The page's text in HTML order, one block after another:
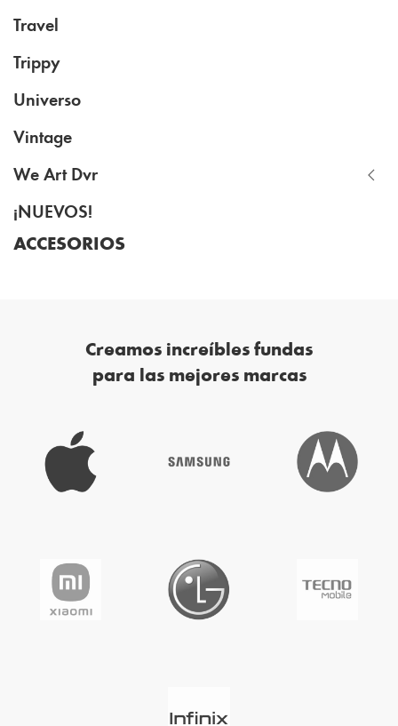
Travel
Trippy
Universo
Vintage
We Art Dvr
¡NUEVOS!
ACCESORIOS
Creamos increíbles fundas
para las mejores marcas